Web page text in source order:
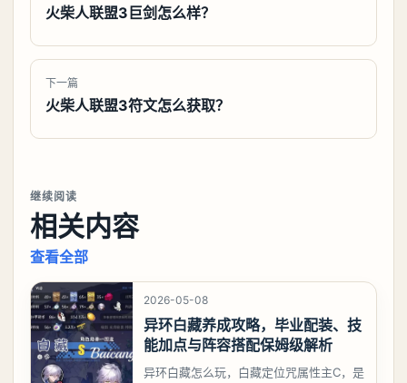
火柴人联盟3巨剑怎么样？
下一篇
火柴人联盟3符文怎么获取？
继续阅读
相关内容
查看全部
2026-05-08
异环白藏养成攻略，毕业配装、技
能加点与阵容搭配保姆级解析
异环白藏怎么玩，白藏定位咒属性主C，是